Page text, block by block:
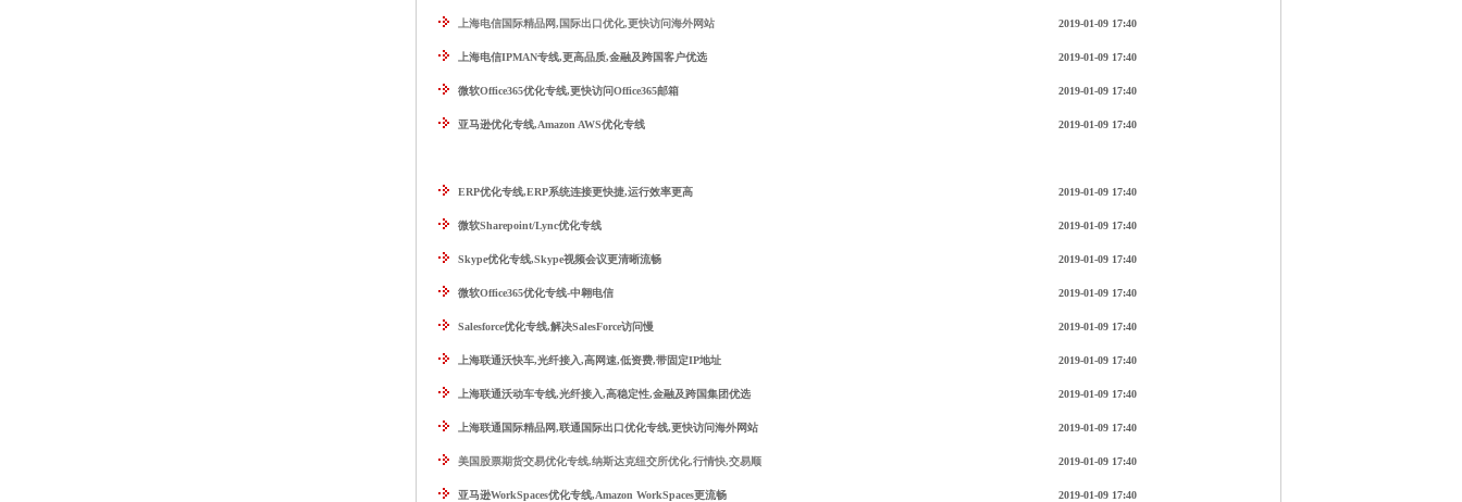
上海电信国际精品网,国际出口优化,更快访问海外网站 2019-01-09 17:40
上海电信IPMAN专线,更高品质,金融及跨国客户优选 2019-01-09 17:40
微软Office365优化专线,更快访问Office365邮箱 2019-01-09 17:40
亚马逊优化专线,Amazon AWS优化专线 2019-01-09 17:40
ERP优化专线,ERP系统连接更快捷,运行效率更高 2019-01-09 17:40
微软Sharepoint/Lync优化专线 2019-01-09 17:40
Skype优化专线,Skype视频会议更清晰流畅 2019-01-09 17:40
微软Office365优化专线-中翱电信 2019-01-09 17:40
Salesforce优化专线,解决SalesForce访问慢 2019-01-09 17:40
上海联通沃快车,光纤接入,高网速,低资费,带固定IP地址 2019-01-09 17:40
上海联通沃动车专线,光纤接入,高稳定性,金融及跨国集团优选 2019-01-09 17:40
上海联通国际精品网,联通国际出口优化专线,更快访问海外网站 2019-01-09 17:40
美国股票期货交易优化专线,纳斯达克纽交所优化,行情快,交易顺 2019-01-09 17:40
亚马逊WorkSpaces优化专线,Amazon WorkSpaces更流畅 2019-01-09 17:40